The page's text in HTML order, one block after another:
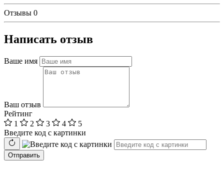
Отзывы 0
Написать отзыв
Ваше имя
Ваш отзыв
Рейтинг
1
2 3 4
5
Введите код с картинки
Отправить